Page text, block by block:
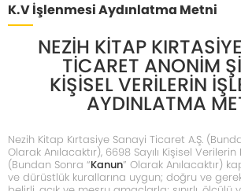
K.V İşlenmesi Aydınlatma Metni
NEZİH KİTAP
TİCARET ANONİM
KİŞİSEL VERİLERİN
AYDINLATMA
Nezih Kitap Kırtasiye Sanayi Ticaret A.Ş.
Olarak Anılacaktır), 6698 Sayılı Kişisel
(Bundan Sonra “Kanun” Olarak Anılacaktır)
ve dürüstlük kurallarına uygun; doğru ve